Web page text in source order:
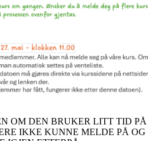
OM DEN BRUKER LITT TID PÅ
IKKE KUNNE MELDE PÅ OG